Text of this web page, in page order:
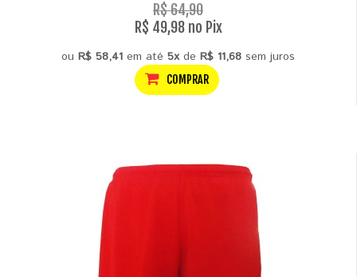
R$ 64,90
R$ 49,98 no Pix
ou R$ 58,41 em até 5xde R$ 11,68 sem juros
COMPRAR